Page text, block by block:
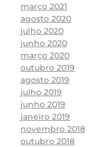
março 2021
agosto 2020
julho 2020
junho 2020
março 2020
outubro 2019
agosto 2019
julho 2019
junho 2019
janeiro 2019
novembro 2018
outubro 2018